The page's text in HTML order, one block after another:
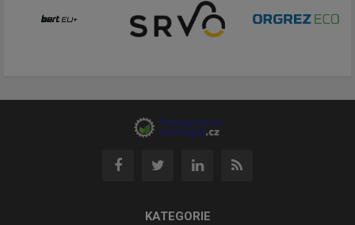
KATEGORIE